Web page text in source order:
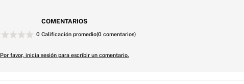
COMENTARIOS
0 Calificación promedio(0 comentarios)
Por favor, inicia sesión para escribir un comentario.